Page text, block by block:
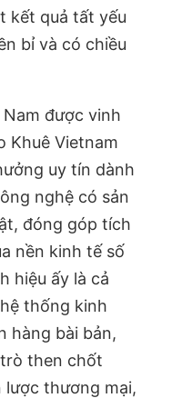
kết quả tất yếu
bỉ và có chiều
được vinh
Khuê Vietnam
uy tín dành
nghệ có sản
đóng góp tích
nền kinh tế số
hiệu ấy là cả
thống kinh
hàng bài bản,
then chốt
thương mại,